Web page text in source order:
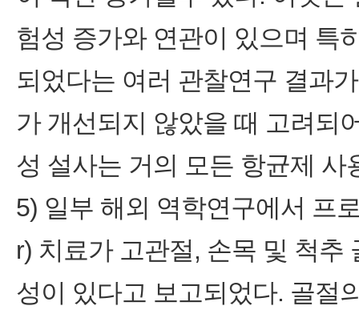
험성 증가와 연관이 있으며 특
되었다는 여러 관찰연구 결과
가 개선되지 않았을 때 고려되
성 설사는 거의 모든 항균제 사
5) 일부 해외 역학연구에서 프
r) 치료가 고관절, 손목 및 척추
성이 있다고 보고되었다. 골절